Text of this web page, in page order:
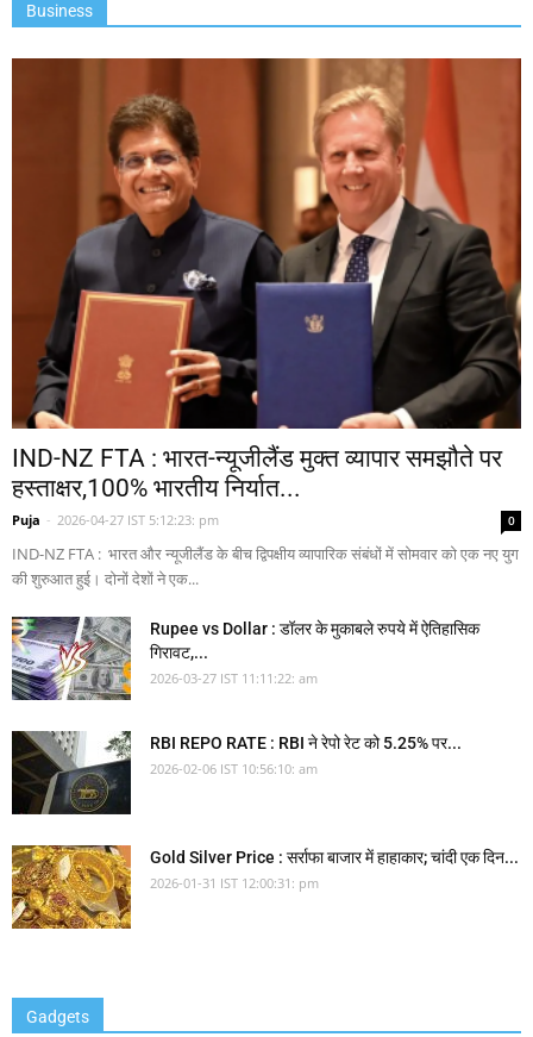
Business
IND-NZ FTA : भारत-न्यूजीलैंड मुक्त व्यापार समझौते पर
हस्ताक्षर,100% भारतीय निर्यात...
Puja - 2026-04-27 IST 5:12:23: pm 0
IND-NZ FTA : भारत और न्यूजीलैंड के बीच द्विपक्षीय व्यापारिक संबंधों में सोमवार को एक नए युग
की शुरुआत हुई। दोनों देशों ने एक...
Rupee vs Dollar : डॉलर के मुकाबले रुपये में ऐतिहासिक
गिरावट,...
2026-03-27 IST 11:11:22: am
RBI REPO RATE : RBI ने रेपो रेट को 5.25% पर...
2026-02-06 IST 10:56:10: am
Gold Silver Price : सर्राफा बाजार में हाहाकार; चांदी एक दिन...
2026-01-31 IST 12:00:31: pm
Gadgets